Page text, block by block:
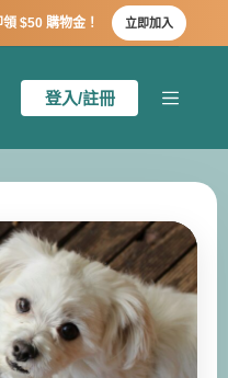
$50 購物金！ 立即加入
登入/註冊